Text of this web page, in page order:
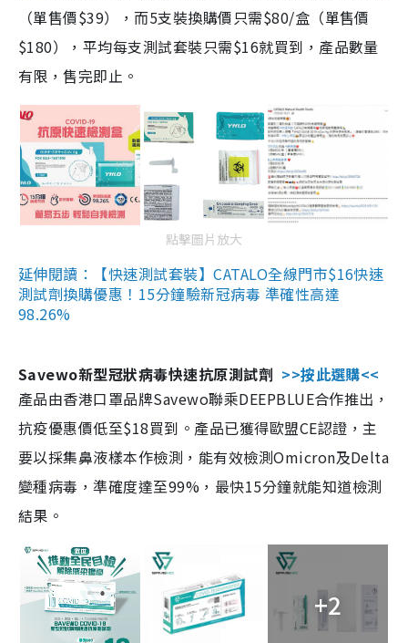
（單售價$39），而5支裝換購價只需$80/盒（單售價
$180），平均每支測試套裝只需$16就買到，產品數量
有限，售完即止。
點擊圖片放大
延伸閱讀：【快速測試套裝】CATALO全線門市$16快速
測試劑換購優惠！15分鐘驗新冠病毒 準確性高達
98.26%
Savewo新型冠狀病毒快速抗原測試劑 >>按此選購<<
產品由香港口罩品牌Savewo聯乘DEEPBLUE合作推出，
抗疫優惠價低至$18買到。產品已獲得歐盟CE認證，主
要以採集鼻液樣本作檢測，能有效檢測Omicron及Delta
變種病毒，準確度達至99%，最快15分鐘就能知道檢測
結果。
+2